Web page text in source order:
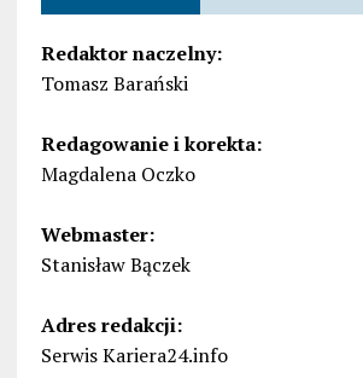
Redaktor naczelny:
Tomasz Barański
Redagowanie i korekta:
Magdalena Oczko
Webmaster:
Stanisław Bączek
Adres redakcji:
Serwis Kariera24.info